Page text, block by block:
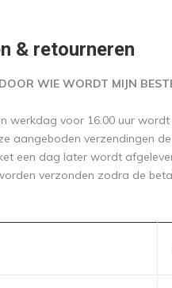
& retourneren
WIE WORDT MIJN
werkdag voor 16.00 uur
aangeboden verzendingen
een dag later wordt
verzonden zodra de